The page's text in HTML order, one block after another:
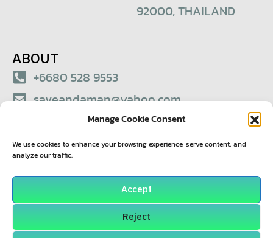
Manage Cookie Consent
We use cookies to enhance your browsing experience, serve content, and
analyze our traffic.
Accept
Reject
92000, THAILAND
ABOUT
+6680 528 9553
saveandaman@yahoo.com